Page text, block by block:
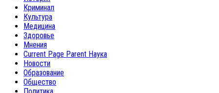
Криминал
Культура
Медицина
Здоровье
Мнения
Current Page Parent Наука
Новости
Образование
Общество